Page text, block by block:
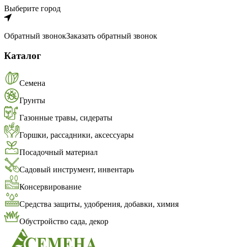
Выберите город
Обратный звонокЗаказать обратный звонок
Каталог
Семена
Грунты
Газонные травы, сидераты
Горшки, рассадники, аксессуары
Посадочный материал
Садовый инструмент, инвентарь
Консервирование
Средства защиты, удобрения, добавки, химия
Обустройство сада, декор